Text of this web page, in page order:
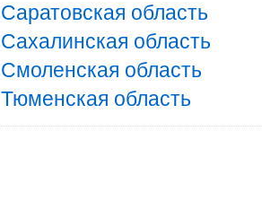
Саратовская область
Сахалинская область
Смоленская область
Тюменская область